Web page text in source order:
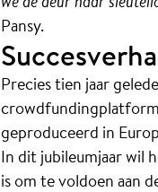
Pansy.
Precies tien jaar
crowdfundingplatform
geproduceerd in
In dit jubileumjaar wil
is om te voldoen aan